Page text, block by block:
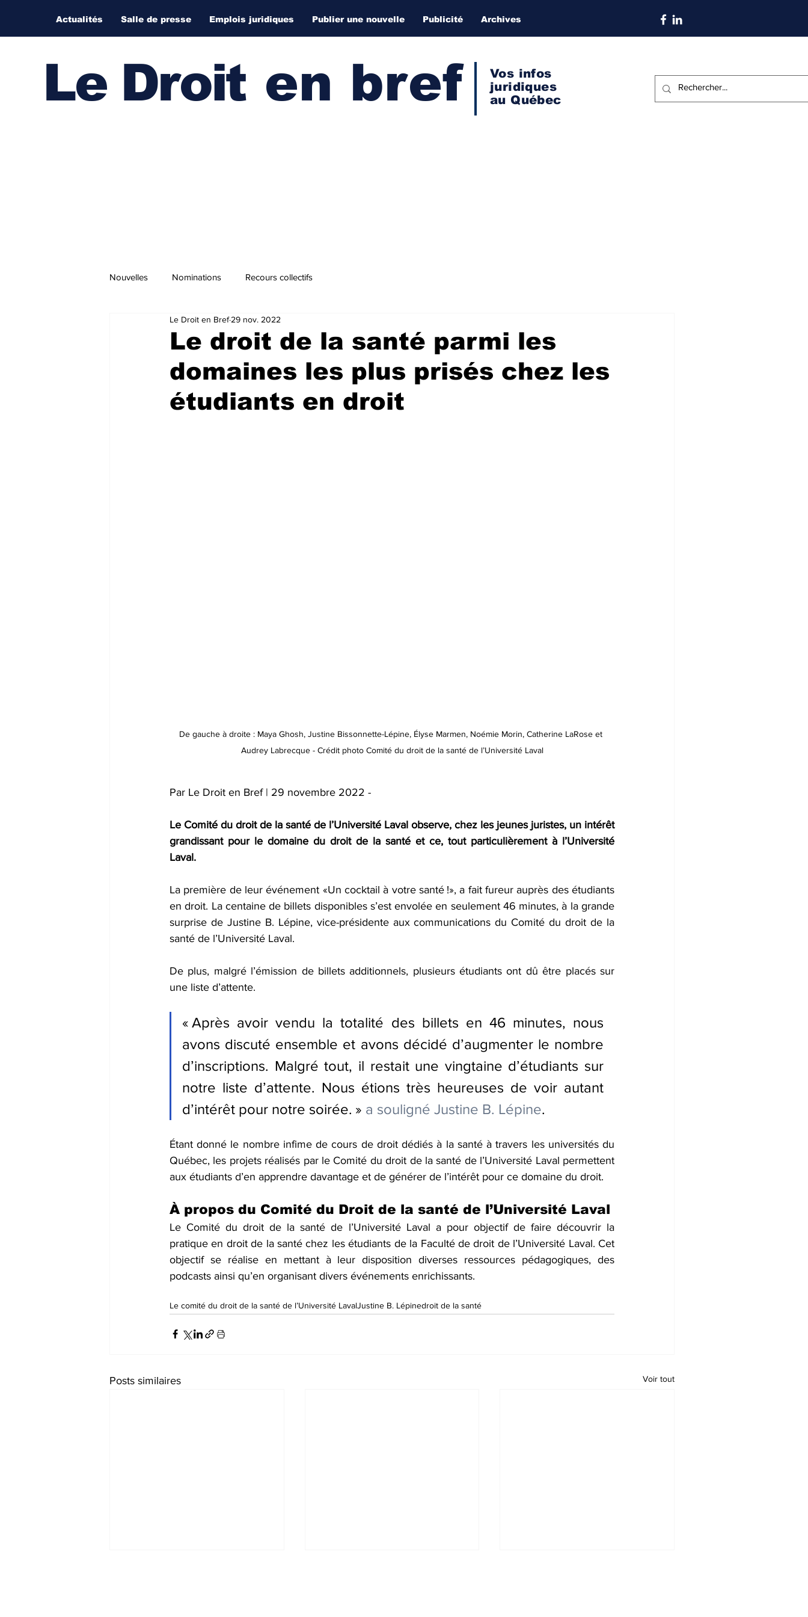
Actualités Salle de presse Emplois juridiques Publier une nouvelle Publicité Archives S'abonner aux nouvelles
Le Droit en bref
Vos infos
juridiques
au Québec
Nouvelles Nominations Recours collectifs
Le droit de la santé parmi les
domaines les plus prisés chez les
étudiants en droit
Le Droit en Bref 29 nov. 2022
De gauche à droite : Maya Ghosh, Justine Bissonnette-Lépine, Élyse Marmen, Noémie Morin, Catherine LaRose et
Audrey Labrecque - Crédit photo Comité du droit de la santé de l’Université Laval
Par Le Droit en Bref | 29 novembre 2022 -
Le Comité du droit de la santé de l’Université Laval observe, chez les jeunes juristes, un intérêt
grandissant pour le domaine du droit de la santé et ce, tout particulièrement à l’Université
Laval.
La première de leur événement «Un cocktail à votre santé !», a fait fureur auprès des étudiants
en droit. La centaine de billets disponibles s’est envolée en seulement 46 minutes, à la grande
surprise de ​​Justine B. Lépine, vice-présidente aux communications du Comité du droit de la
santé de l’Université Laval.
De plus, malgré l’émission de billets additionnels, plusieurs étudiants ont dû être placés sur
une liste d’attente.
« Après avoir vendu la totalité des billets en 46 minutes, nous
avons discuté ensemble et avons décidé d’augmenter le nombre
d’inscriptions. Malgré tout, il restait une vingtaine d’étudiants sur
notre liste d’attente. Nous étions très heureuses de voir autant
d’intérêt pour notre soirée. » a souligné Justine B. Lépine.
Étant donné le nombre infime de cours de droit dédiés à la santé à travers les universités du
Québec, les projets réalisés par le Comité du droit de la santé de l’Université Laval permettent
aux étudiants d’en apprendre davantage et de générer de l’intérêt pour ce domaine du droit.
À propos du Comité du Droit de la santé de l’Université Laval
Le Comité du droit de la santé de l’Université Laval a pour objectif de faire découvrir la
pratique en droit de la santé chez les étudiants de la Faculté de droit de l’Université Laval. Cet
objectif se réalise en mettant à leur disposition diverses ressources pédagogiques, des
podcasts ainsi qu’en organisant divers événements enrichissants.
Le comité du droit de la santé de l’Université LavalJustine B. Lépinedroit de la santé
Posts similaires Voir tout